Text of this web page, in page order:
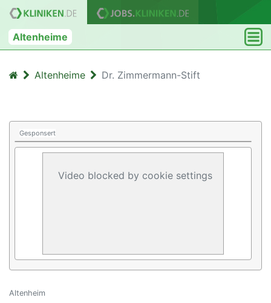
Altenheime
Altenheime Dr. Zimmermann-Stift
Gesponsert
Video blocked by cookie settings
Altenheim